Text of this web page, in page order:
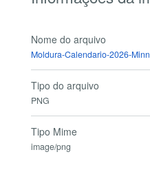
Nome do arquivo
Moldura-Calendario-2026-
Tipo do arquivo
PNG
Tipo Mime
image/png